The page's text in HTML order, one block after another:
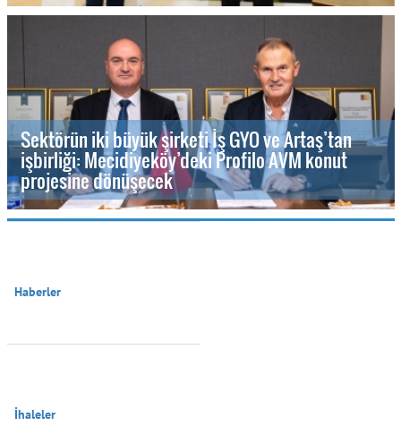
Sektörün iki büyük şirketi İş GYO ve Artaş’tan
işbirliği: Mecidiyeköy’deki Profilo AVM konut
projesine dönüşecek
Haberler
İhaleler